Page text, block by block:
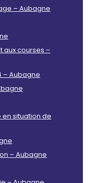
– Aubagne
aux courses –
– Aubagne
situation de
– Aubagne